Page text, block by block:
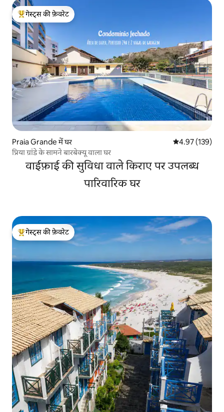
गेस्ट्स का टॉप फ़ेवरेट
गेस्ट्स की फ़ेवरेट
Praia Grande में घर औसत रेटिंग 5 में से
4.97 (139)
प्रिया ग्रांडे के सामने बारबेक्यू वाला घर
वाईफ़ाई की सुविधा वाले किराए पर उपलब्ध
पारिवारिक घर
गेस्ट्स का टॉप फ़ेवरेट
गेस्ट्स की फ़ेवरेट